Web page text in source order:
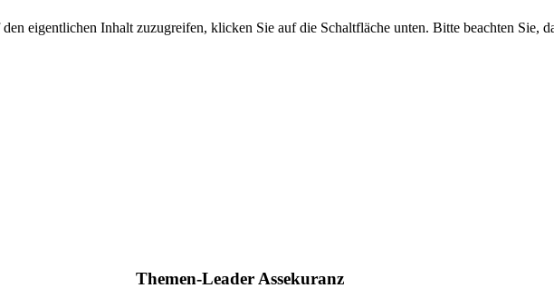
eigentlichen Inhalt zuzugreifen, klicken Sie auf die Schaltfläche unten. Bitte beachten Sie,
Themen-Leader Assekuranz